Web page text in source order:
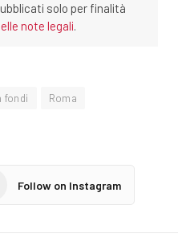
solo per finalità
note legali.
fondi
Roma
Follow on Instagram